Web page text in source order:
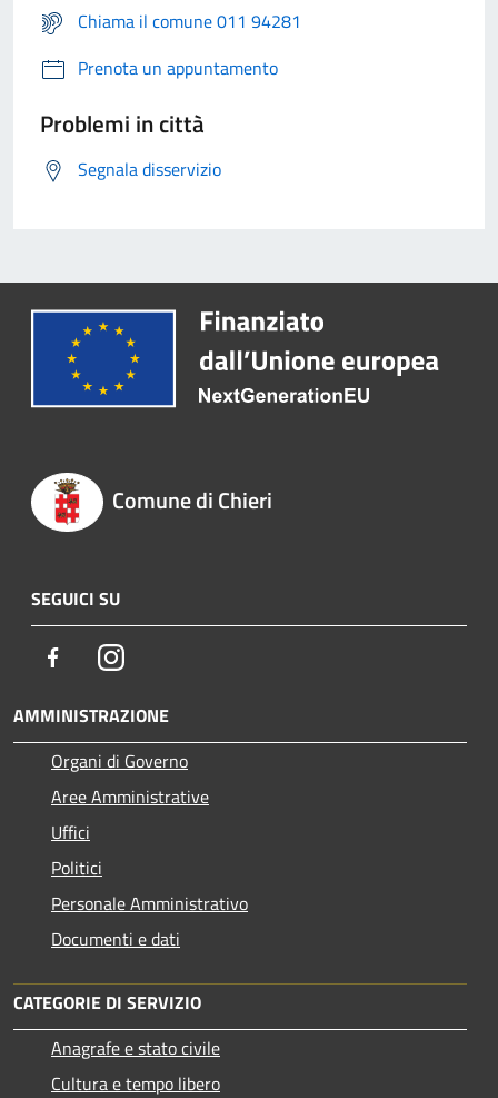
Chiama il comune 011 94281
Prenota un appuntamento
Problemi in città
Segnala disservizio
Comune di Chieri
SEGUICI SU
FacebookInstagram
AMMINISTRAZIONE
Organi di Governo
Aree Amministrative
Uffici
Politici
Personale Amministrativo
Documenti e dati
CATEGORIE DI SERVIZIO
Anagrafe e stato civile
Cultura e tempo libero